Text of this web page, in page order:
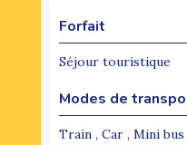
Forfait
Séjour touristique
Modes de
Train , Car , Mini